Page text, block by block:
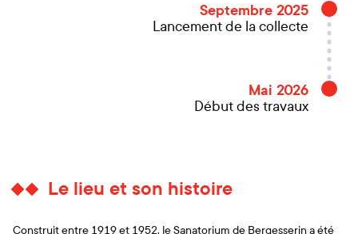
Septembre 2025
Lancement de la collecte
Mai 2026
Début des travaux
Le lieu et son histoire
Construit entre 1919 et 1952, le Sanatorium de Bergesserin a été